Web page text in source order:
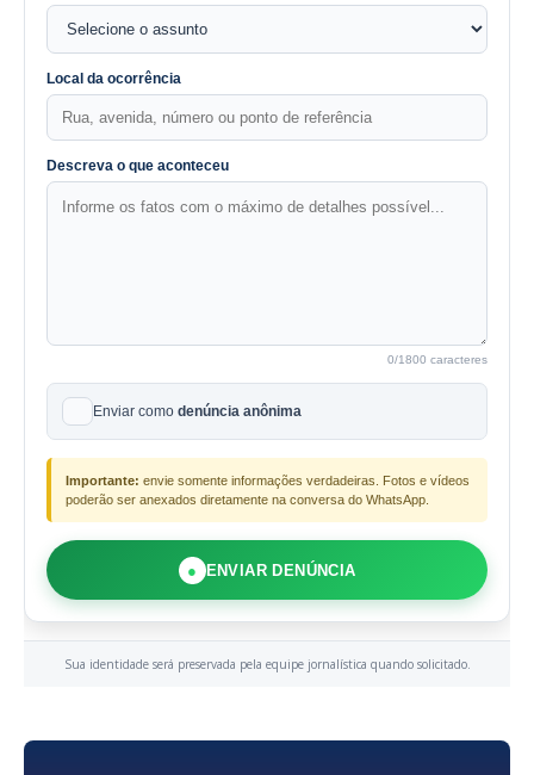
Local da ocorrência
Descreva o que aconteceu
0/1800 caracteres
Enviar como denúncia anônima
Importante: envie somente informações verdadeiras. Fotos e vídeos
poderão ser anexados diretamente na conversa do WhatsApp.
● ENVIAR DENÚNCIA
Sua identidade será preservada pela equipe jornalística quando solicitado.